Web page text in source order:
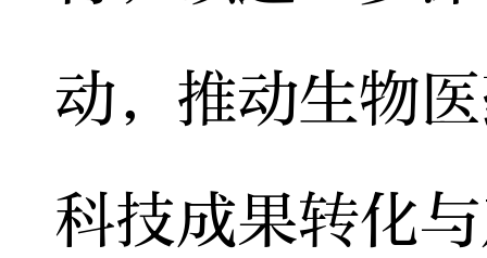
动，推动生物
科技成果转化